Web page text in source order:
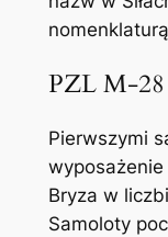
PZL M-28
Pierwszymi
wyposażenie
Bryza w
Samoloty